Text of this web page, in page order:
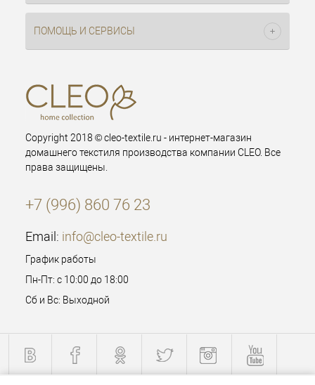
ПОМОЩЬ И СЕРВИСЫ
Copyright 2018 © cleo-textile.ru - интернет-магазин
домашнего текстиля производства компании CLEO. Все
права защищены.
+7 (996) 860 76 23
Email: info@cleo-textile.ru
График работы
Пн-Пт: с 10:00 до 18:00
Сб и Вс: Выходной